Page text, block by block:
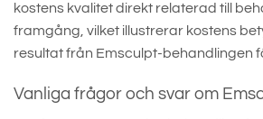
kostens kvalitet direkt relaterad till
framgång, vilket illustrerar kostens
resultat från Emsculpt-behandlingen
Vanliga frågor och svar om